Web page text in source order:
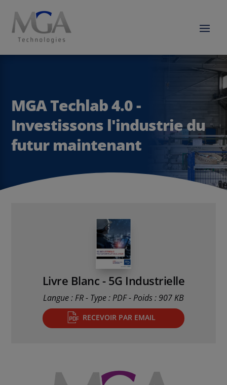
MGA Techlab 4.0 -
Investissons l'industrie du
futur maintenant
Livre Blanc - 5G Industrielle
Langue : FR - Type : PDF - Poids : 907 KB
RECEVOIR PAR EMAIL